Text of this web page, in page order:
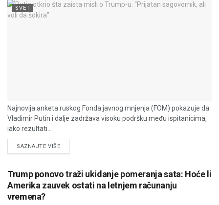
SVET
Najnovija anketa ruskog Fonda javnog mnjenja (FOM) pokazuje da
Vladimir Putin i dalje zadržava visoku podršku među ispitanicima,
iako rezultati...
SAZNAJTE VIŠEDETAILS
Trump ponovo traži ukidanje pomeranja sata: Hoće li
Amerika zauvek ostati na letnjem računanju
vremena?